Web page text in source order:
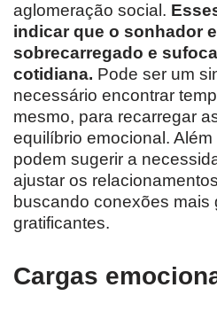
aglomeração social.
indicar que o sonhador
sobrecarregado e
cotidiana. Pode ser um
necessário encontrar
mesmo, para recarregar
equilíbrio emocional.
podem sugerir a
ajustar os
buscando conexões mais
gratificantes.
Cargas